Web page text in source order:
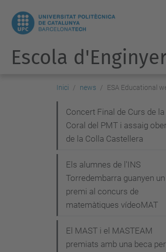
Escola
Inici news ESA Educational
v
c
Concert Final de Curs de la
Coral del PMT i assaig
de la Colla Castellera
Els alumnes de l'INS
Torredembarra guanyen un
premi al concurs de
matemàtiques vídeoMAT
El MAST i el MASTEAM
premiats amb una beca